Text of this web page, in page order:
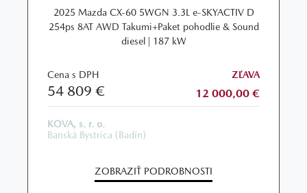
2025 Mazda CX‑60 5WGN 3.3L e‑SKYACTIV D
254ps 8AT AWD Takumi+Paket pohodlie & Sound
diesel | 187 kW
Cena s DPH
54 809 €
ZĽAVA
12 000,00 €
KOVA, s. r. o.
Banská Bystrica (Badín)
ZOBRAZIŤ PODROBNOSTI